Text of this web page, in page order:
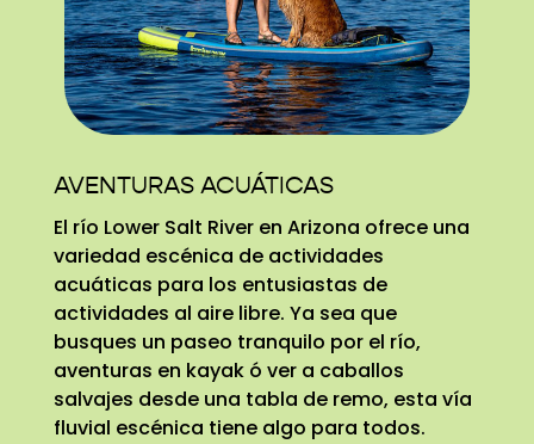
AVENTURAS ACUÁTICAS
El río Lower Salt River en Arizona ofrece una
variedad escénica de actividades
acuáticas para los entusiastas de
actividades al aire libre. Ya sea que
busques un paseo tranquilo por el río,
aventuras en kayak ó ver a caballos
salvajes desde una tabla de remo, esta vía
fluvial escénica tiene algo para todos.